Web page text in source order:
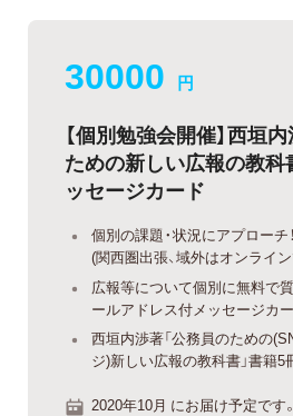
30000 円
【個別勉強会開催】西垣
ための新しい広報の教科
ッセージカード
個別の課題・状況にアプロー
(関西圏出張、域外はオンライ
広報等について個別に無料で
ールアドレス付メッセージカ
西垣内渉著「公務員のための
ジ)新しい広報の教科書」書籍5
2020年10月 にお届け予定です。